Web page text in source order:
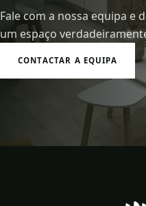
Fale com a nossa equipa e
um espaço
CONTACTAR A EQUIPA